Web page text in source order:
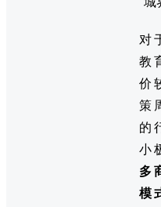
对
教
价
策
的
小
多
模